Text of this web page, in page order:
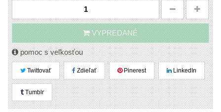
VYPREDANÉ
pomoc s veľkosťou
Twittovať Zdieľať Pinerest LinkedIn
Tumblr